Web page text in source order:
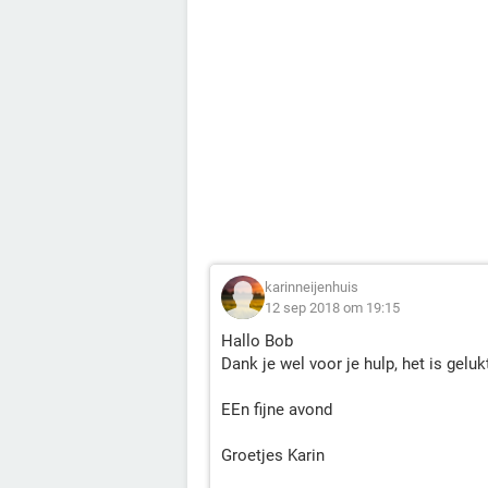
karinneijenhuis
12 sep 2018 om 19:15
Hallo Bob
Dank je wel voor je hulp, het is
EEn fijne avond
Groetjes Karin